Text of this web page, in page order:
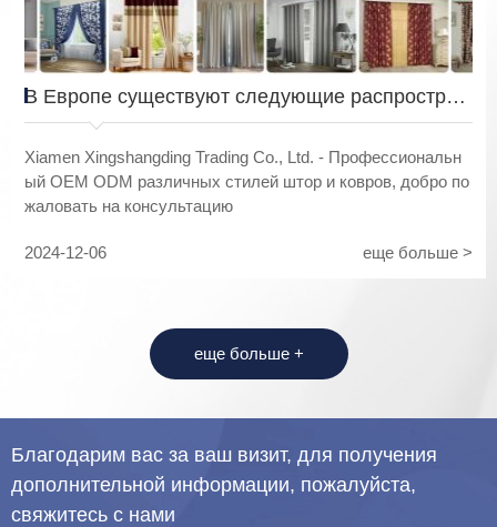
В Европе существуют следующие распростран
енные категории штор
Xiamen Xingshangding Trading Co., Ltd. - Профессиональн
ый OEM ODM различных стилей штор и ковров, добро по
жаловать на консультацию
2024-12-06 еще больше >
еще больше +
Благодарим вас за ваш визит, для получения
дополнительной информации, пожалуйста,
свяжитесь с нами